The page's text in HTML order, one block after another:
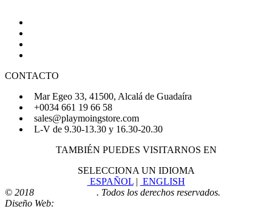
CONTACTO
Mar Egeo 33, 41500, Alcalá de Guadaíra
+0034 661 19 66 58
sales@playmoingstore.com
L-V de 9.30-13.30 y 16.30-20.30
TAMBIÉN PUEDES VISITARNOS EN
SELECCIONA UN IDIOMA
ESPAÑOL| ENGLISH
© 2018
. Todos los derechos reservados.
Diseño Web: